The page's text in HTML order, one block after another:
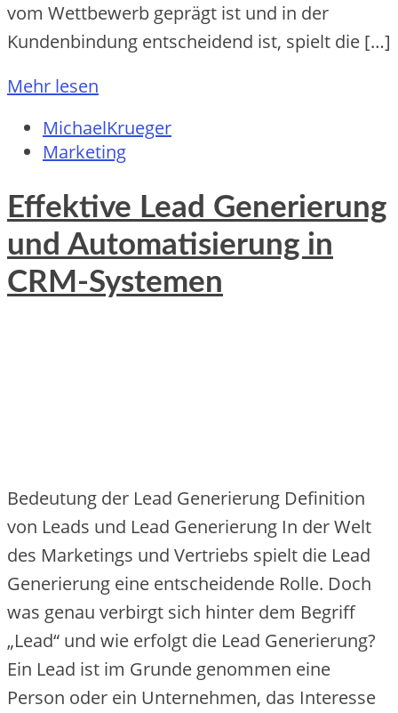
vom Wettbewerb geprägt ist und in der
Kundenbindung entscheidend ist, spielt die […]
Mehr lesen
MichaelKrueger
Marketing
Effektive Lead Generierung
und Automatisierung in
CRM-Systemen
Bedeutung der Lead Generierung Definition
von Leads und Lead Generierung In der Welt
des Marketings und Vertriebs spielt die Lead
Generierung eine entscheidende Rolle. Doch
was genau verbirgt sich hinter dem Begriff
„Lead“ und wie erfolgt die Lead Generierung?
Ein Lead ist im Grunde genommen eine
Person oder ein Unternehmen, das Interesse